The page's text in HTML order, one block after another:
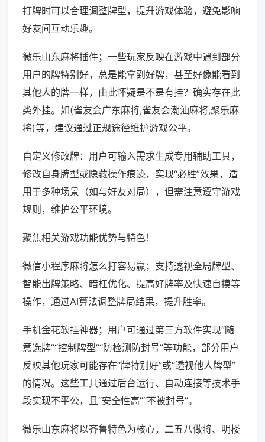
打牌时可以合理调整牌型，提升游戏体验，避免影响
好友间互动乐趣。
微乐山东麻将插件；一些玩家反映在游戏中遇到部分
用户的牌特别好，总是能拿到好牌，甚至好像能看到
其他人的牌一样，由此怀疑是不是有挂？确实存在此
类外挂。如(雀友会广东麻将,雀友会潮汕麻将,聚乐麻
将)等，建议通过正规途径维护游戏公平。
自定义修改牌：用户可输入需求生成专用辅助工具，
修改自身牌型或隐藏操作痕迹，实现“必胜”效果，适
用于多种场景（如与好友对局），但需注意遵守游戏
规则，维护公平环境。
聚焦相关游戏功能优势与特色！
微信小程序麻将怎么打容易赢；支持透视全局牌型、
智能出牌策略、暗杠优化、提高好牌率及快速自摸等
操作，通过AI算法调整牌局结果，提升胜率。
手机金花软挂神器；用户可通过第三方软件实现“随
意选牌”“控制牌型”“防检测防封号”等功能，部分用户
反映其他玩家可能存在“牌特别好”或“透视他人牌型”
的情况。这些工具通过后台运行、自动连接等技术手
段实现不平公，且“安全性高”“不被封号”。
微乐山东麻将以齐鲁特色为核心，二五八做将、明楼